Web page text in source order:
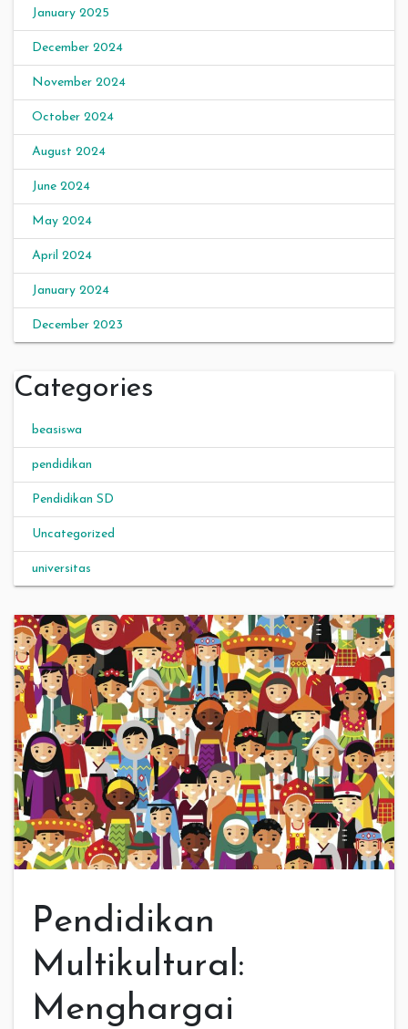
January 2025
December 2024
November 2024
October 2024
August 2024
June 2024
May 2024
April 2024
January 2024
December 2023
Categories
beasiswa
pendidikan
Pendidikan SD
Uncategorized
universitas
Pendidikan
Multikultural:
Menghargai